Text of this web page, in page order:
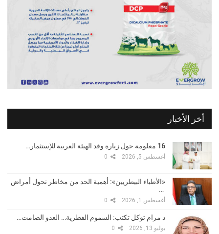
أخر الأخبار
16 معلومة حول زيارة وفد الهيئة العربية للإستثمار…
أغسطس 5, 2026
«الأطباء البيطريين»: أهمية الحد من مخاطر تحول أمراض
…
أغسطس 1, 2026
د مرام توكل تكتب: السموم الفطرية… العدو الصامت…
يوليو 13, 2026